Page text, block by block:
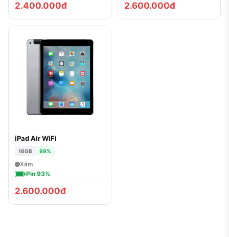
2.400.000đ 2.600.000đ
iPad Air WiFi
16GB 99%
Xám
Pin 93%
2.600.000đ